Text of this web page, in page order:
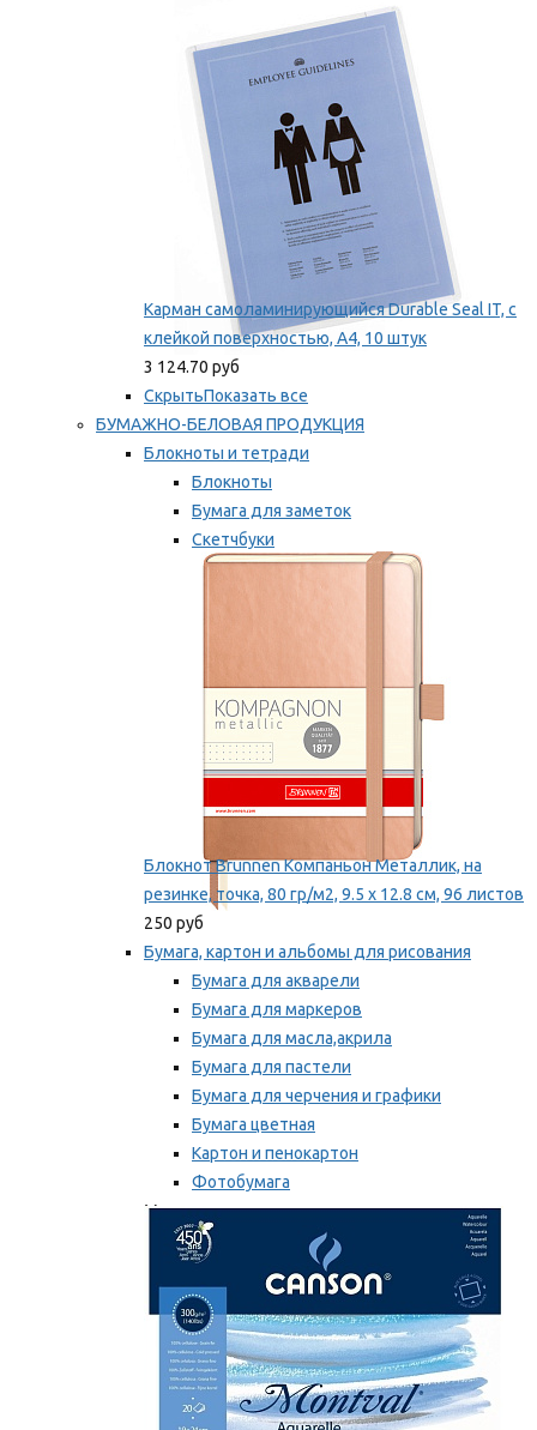
Таблички для маркировки
Мы рекомендуем
Карман самоламинирующийся Durable Seal IT, с
клейкой поверхностью, A4, 10 штук
3 124.70 руб
СкрытьПоказать все
БУМАЖНО-БЕЛОВАЯ ПРОДУКЦИЯ
Блокноты и тетради
Блокноты
Бумага для заметок
Скетчбуки
Тетради
Блокнот Brunnen Компаньон Металлик, на
резинке, точка, 80 гр/м2, 9.5 х 12.8 см, 96 листов
250 руб
Бумага, картон и альбомы для рисования
Бумага для акварели
Бумага для маркеров
Бумага для масла,акрила
Бумага для пастели
Бумага для черчения и графики
Бумага цветная
Картон и пенокартон
Фотобумага
Мы рекомендуем